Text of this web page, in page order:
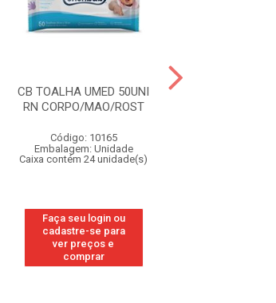
CB TOALHA UMED 50UNI
RN CORPO/MAO/ROST
Código: 10165
Embalagem: Unidade
Caixa contém 24 unidade(s)
Faça seu login ou
cadastre-se para
ver preços e
comprar